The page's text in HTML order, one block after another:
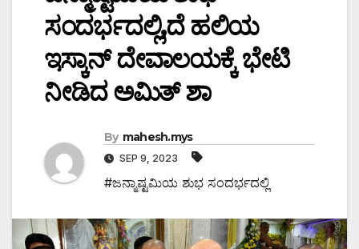
ಸಂದರ್ಭದಲ್ಲಿ,ದೆ ಹಲಿಯ
ಇಸ್ಕಾನ್ ದೇವಾಲಯಕ್ಕೆ ಭೇಟಿ
ನೀಡಿದ ಅಮಿತ್ ಶಾ
By mahesh.mys
SEP 9, 2023
#ಜನ್ಮಾಷ್ಟಮಿಯ ಶುಭ ಸಂದರ್ಭದಲ್ಲಿ